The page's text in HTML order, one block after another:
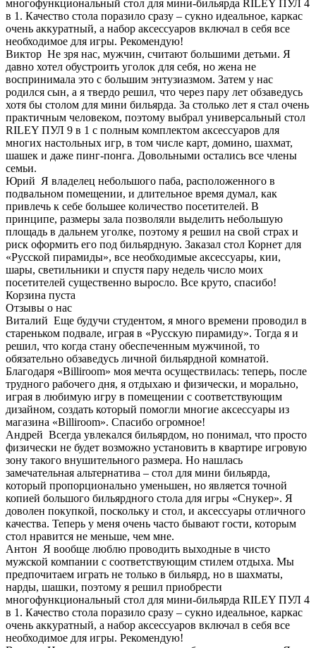
многофункциональный стол для мини-бильярда RILEY ПУЛ 4
в 1. Качество стола поразило сразу – сукно идеальное, каркас
очень аккуратный, а набор аксессуаров включал в себя все
необходимое для игры. Рекомендую!
Виктор Не зря нас, мужчин, считают большими детьми. Я
давно хотел обустроить уголок для себя, но жена не
воспринимала это с большим энтузиазмом. Затем у нас
родился сын, а я твердо решил, что через пару лет обзаведусь
хотя бы столом для мини бильярда. За столько лет я стал очень
практичным человеком, поэтому выбрал универсальный стол
RILEY ПУЛ 9 в 1 с полным комплектом аксессуаров для
многих настольных игр, в том числе карт, домино, шахмат,
шашек и даже пинг-понга. Довольными остались все члены
семьи.
Юрий Я владелец небольшого паба, расположенного в
подвальном помещении, и длительное время думал, как
привлечь к себе большее количество посетителей. В
принципе, размеры зала позволяли выделить небольшую
площадь в дальнем уголке, поэтому я решил на свой страх и
риск оформить его под бильярдную. Заказал стол Корнет для
«Русской пирамиды», все необходимые аксессуары, кии,
шары, светильники и спустя пару недель число моих
посетителей существенно выросло. Все круто, спасибо!
Корзина пуста
Отзывы о нас
Виталий Еще будучи студентом, я много времени проводил в
стареньком подвале, играя в «Русскую пирамиду». Тогда я и
решил, что когда стану обеспеченным мужчиной, то
обязательно обзаведусь личной бильярдной комнатой.
Благодаря «Billiroom» моя мечта осуществилась: теперь, после
трудного рабочего дня, я отдыхаю и физически, и морально,
играя в любимую игру в помещении с соответствующим
дизайном, создать который помогли многие аксессуары из
магазина «Billiroom». Спасибо огромное!
Андрей Всегда увлекался бильярдом, но понимал, что просто
физически не будет возможно установить в квартире игровую
зону такого внушительного размера. Но нашлась
замечательная альтернатива – стол для мини бильярда,
который пропорционально уменьшен, но является точной
копией большого бильярдного стола для игры «Снукер». Я
доволен покупкой, поскольку и стол, и аксессуары отличного
качества. Теперь у меня очень часто бывают гости, которым
стол нравится не меньше, чем мне.
Антон Я вообще люблю проводить выходные в чисто
мужской компании с соответствующим стилем отдыха. Мы
предпочитаем играть не только в бильярд, но в шахматы,
нарды, шашки, поэтому я решил приобрести
многофункциональный стол для мини-бильярда RILEY ПУЛ 4
в 1. Качество стола поразило сразу – сукно идеальное, каркас
очень аккуратный, а набор аксессуаров включал в себя все
необходимое для игры. Рекомендую!